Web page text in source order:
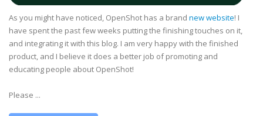
As you might have noticed, OpenShot has a brand new website! I
have spent the past few weeks putting the finishing touches on it,
and integrating it with this blog. I am very happy with the finished
product, and I believe it does a better job of promoting and
educating people about OpenShot!
Please ...